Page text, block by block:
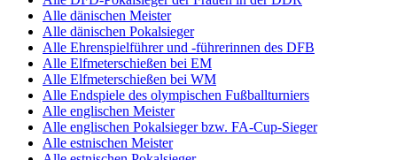
Alle dänischen Meister
Alle dänischen Pokalsieger
Alle Ehrenspielführer und -führerinnen des DFB
Alle Elfmeterschießen bei EM
Alle Elfmeterschießen bei WM
Alle Endspiele des olympischen Fußballturniers
Alle englischen Meister
Alle englischen Pokalsieger bzw. FA-Cup-Sieger
Alle estnischen Meister